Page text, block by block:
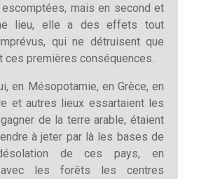
mais en second et
lieu, elle a des effets tout
qui ne détruisent que
ces premières conséquences.
en Mésopotamie, en Grèce, en
et autres lieux essartaient les
de la terre arable, étaient
à jeter par là les bases de
de ces pays, en
avec les forêts les centres